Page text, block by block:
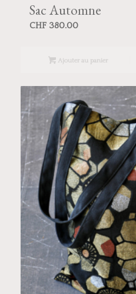
Sac Automne
CHF380.00
Ajouter au panier